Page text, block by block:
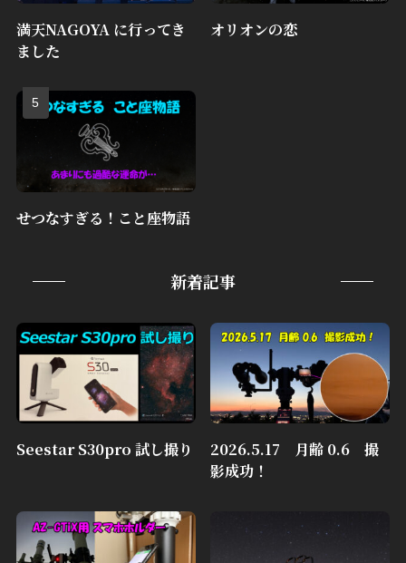
満天NAGOYA に行ってき
ました
オリオンの恋
せつなすぎる！こと座物語
新着記事
Seestar S30pro 試し撮り
2026.5.17 月齢 0.6 撮
影成功！